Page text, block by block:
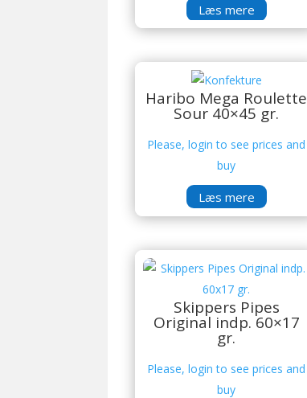
Læs mere
Haribo Mega Roulette
Sour 40×45 gr.
Please, login to see prices and
buy
Læs mere
Skippers Pipes
Original indp. 60×17
gr.
Please, login to see prices and
buy